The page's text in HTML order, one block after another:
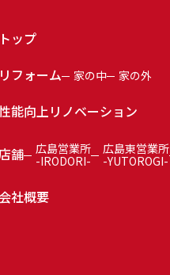
トップ
リフォーム
家の中 家の外
能向上リノベーション
舗
広島営業所
-IRODORI-
広島東営業所
-YUTOROGI-
会社概要